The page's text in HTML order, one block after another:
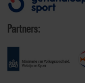
Partners: